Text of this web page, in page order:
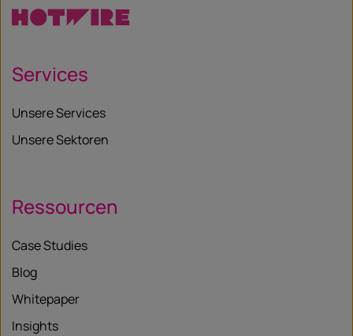
Services
Unsere Services
Unsere Sektoren
Ressourcen
Case Studies
Blog
Whitepaper
Insights